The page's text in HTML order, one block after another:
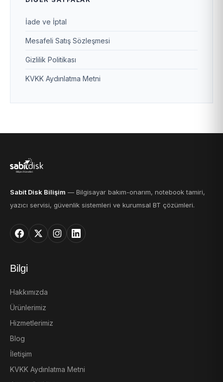
İade ve İptal
Mesafeli Satış Sözleşmesi
Gizlilik Politikası
KVKK Aydınlatma Metni
Sabit Disk Bilişim — Bilgisayar bakım-onarım, notebook tamiri,
yazıcı servisi, güvenlik sistemleri ve kurumsal BT çözümleri.
Bilgi
Hakkımızda
Ürünlerimiz
Hizmetlerimiz
Blog
İletişim
KVKK Aydınlatma Metni